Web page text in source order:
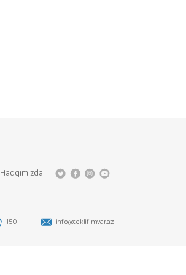
Haqqımızda
150 info@teklifimvar.az